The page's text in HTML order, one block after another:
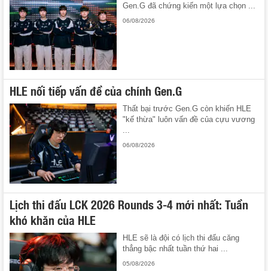
Gen.G đã chứng kiến một lựa chọn ...
06/08/2026
HLE nối tiếp vấn đề của chính Gen.G
Thất bại trước Gen.G còn khiến HLE
"kế thừa" luôn vấn đề của cựu vương
...
06/08/2026
Lịch thi đấu LCK 2026 Rounds 3-4 mới nhất: Tuần
khó khăn của HLE
HLE sẽ là đội có lịch thi đấu căng
thẳng bậc nhất tuần thứ hai ...
05/08/2026